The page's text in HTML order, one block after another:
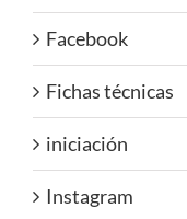
Facebook
Fichas técnicas
iniciación
Instagram